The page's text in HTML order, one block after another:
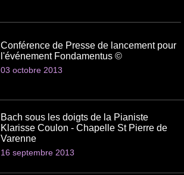
Conférence de Presse de lancement pour
l'événement Fondamentus ©
03 octobre 2013
Bach sous les doigts de la Pianiste
Klarisse Coulon - Chapelle St Pierre de
Varenne
16 septembre 2013